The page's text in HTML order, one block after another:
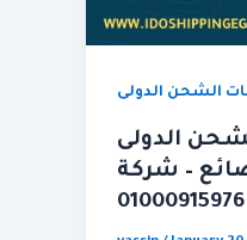
الشحن الدولى
الدولى
– شركة